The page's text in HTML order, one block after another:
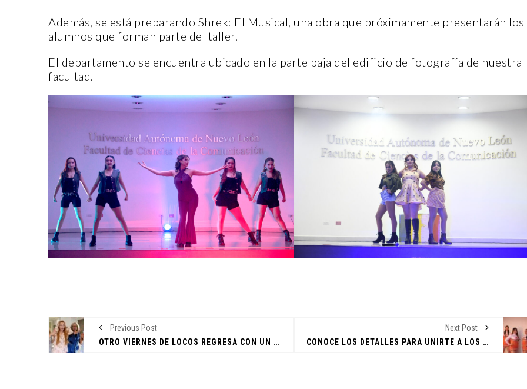
Además, se está preparando Shrek: El Musical, una obra que próximamente presentarán los
alumnos que forman parte del taller.
El departamento se encuentra ubicado en la parte baja del edificio de fotografía de nuestra
facultad.
Previous Post
OTRO VIERNES DE LOCOS REGRESA CON UN VIERNES AÚN MÁS LOCO DESPUÉS DE MÁS DE 20 AÑOS
Next Post
CONOCE LOS DETALLES PARA UNIRTE A LOS EQUIPOS DEPORTIVOS DE FCC
ORIGEN Y PROPÓSITO DE
14 noviembre, 2022 14 noviembre, 2022
ENTORNO VERDE
SELECCIONAN A GANADORES
DEL OCTAVO CONCURSO DE
FOTOGRAFÍA “EN LA MIRA DE
ENTORNO VERDE Y ANIMALIA
PRESENTES EN EL DÍA DE LOS
DEL
LA